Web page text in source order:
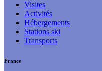
Visites
Activités
Hébergements
Stations ski
Transports
France